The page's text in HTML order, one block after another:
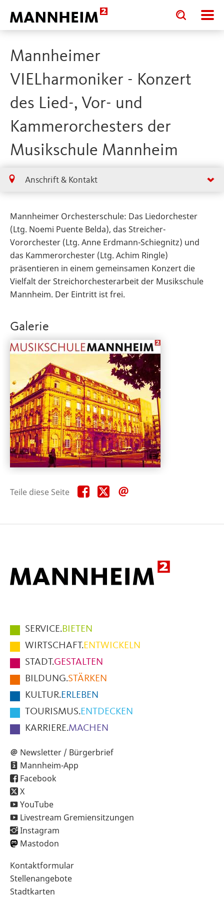
Toggle
search
input
Toggle
search
input
Mannheimer
VIELharmoniker - Konzert
des Lied-, Vor- und
Kammerorchesters der
Musikschule Mannheim
Anschrift & Kontakt
Mannheimer Orchesterschule: Das Liedorchester
(Ltg. Noemi Puente Belda), das Streicher-
Vororchester (Ltg. Anne Erdmann-Schiegnitz) und
das Kammerorchester (Ltg. Achim Ringle)
präsentieren in einem gemeinsamen Konzert die
Vielfalt der Streichorchesterarbeit der Musikschule
Mannheim. Der Eintritt ist frei.
Galerie
Teile diese Seite Teile
diese
Teile
diese
Hauptmenüpunkte
im
Fußbereich
der
Seite
SERVICE.BIETEN
WIRTSCHAFT.ENTWICKELN
STADT.GESTALTEN
BILDUNG.STÄRKEN
KULTUR.ERLEBEN
TOURISMUS.ENTDECKEN
KARRIERE.MACHEN
Newsletter / Bürgerbrief
Mannheim-App
Facebook
X
YouTube
Livestream Gremiensitzungen
Instagram
Mastodon
Sekundärnavigation
im
Fußbereich
Kontaktformular
Stellenangebote
Stadtkarten